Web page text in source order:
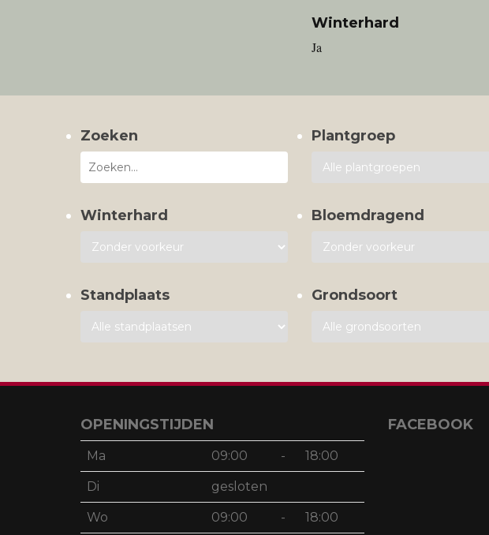
Winterhard
Ja
Zoeken Plantgroep
Winterhard Bloemdragend
Standplaats Grondsoort
OPENINGSTIJDEN
Ma 09:00 - 18:00
Di gesloten
Wo 09:00 - 18:00
FACEBOOK